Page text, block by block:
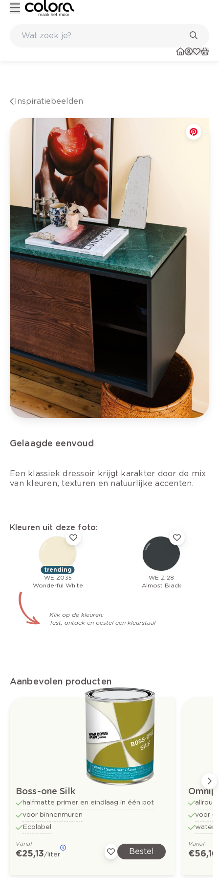
Inspiratiebeelden
Gelaagde eenvoud
Een klassiek dressoir krijgt karakter door de mix
van kleuren, texturen en natuurlijke accenten.
Kleuren uit deze foto:
trending
WE Z035
Wonderful White
WE Z128
Almost Black
Klik op de kleuren:
Test, ontdek en bestel een kleurstaal
Aanbevolen producten
Boss-one Silk
halfmatte primer en eindlaag in één pot
voor binnenmuren
Ecolabel
Vanaf
€ 25,13/liter Bestel
voor
Vanaf
€ 56,16